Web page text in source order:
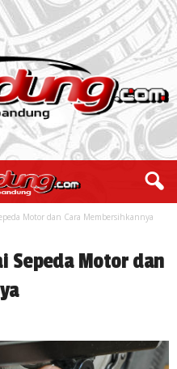
Motor dan Cara Membersihkannya
Sepeda Motor dan